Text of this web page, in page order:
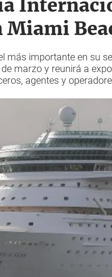
Miami
más importante en su
marzo y reunirá a
agentes y